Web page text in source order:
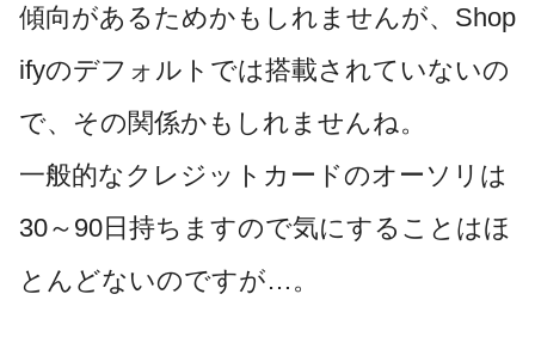
傾向があるためかもしれませんが、 Shop
ifyのデフォルトでは搭載されていないの
で、その関係かもしれませんね。
一般的なクレジットカードのオーソリは
30～90日持ちますので気にすることはほ
とんどないのですが…。